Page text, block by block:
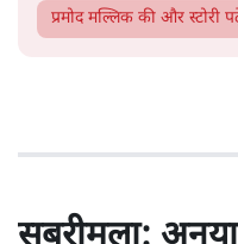
प्रमोद मल्लिक की और स्टोरी